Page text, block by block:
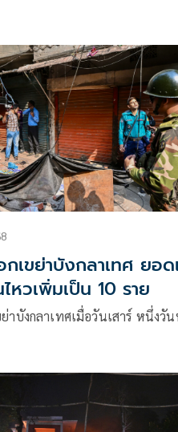
เขย่าบังกลาเทศ ยอด
หวเพิ่มเป็น 10 ราย
าบังกลาเทศเมื่อวันเสาร์ หนึ่งวั